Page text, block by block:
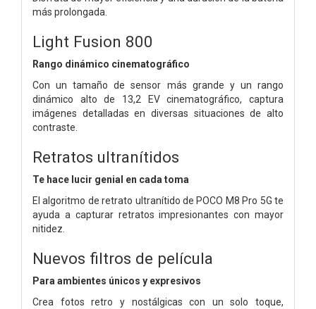
más prolongada.
Light Fusion 800
Rango dinámico cinematográfico
Con un tamaño de sensor más grande y un rango
dinámico alto de 13,2 EV cinematográfico, captura
imágenes detalladas en diversas situaciones de alto
contraste.
Retratos ultranítidos
Te hace lucir genial en cada toma
El algoritmo de retrato ultranítido de POCO M8 Pro 5G te
ayuda a capturar retratos impresionantes con mayor
nitidez.
Nuevos filtros de película
Para ambientes únicos y expresivos
Crea fotos retro y nostálgicas con un solo toque,